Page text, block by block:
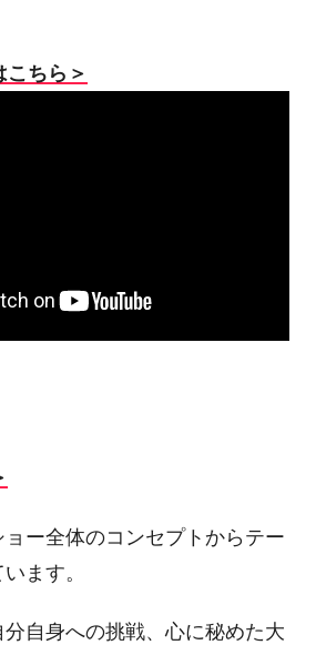
こちら＞
ー全体のコンセプトからテー
ます。
自身への挑戦、心に秘めた大